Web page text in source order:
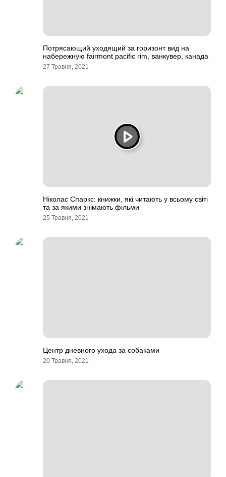
Потрясающий уходящий за горизонт вид на
набережную fairmont pacific rim, ванкувер, канада
27 Травня, 2021
Ніколас Спаркс: книжки, які читають у всьому світі
та за якими знімають фільми
25 Травня, 2021
Центр дневного ухода за собаками
20 Травня, 2021